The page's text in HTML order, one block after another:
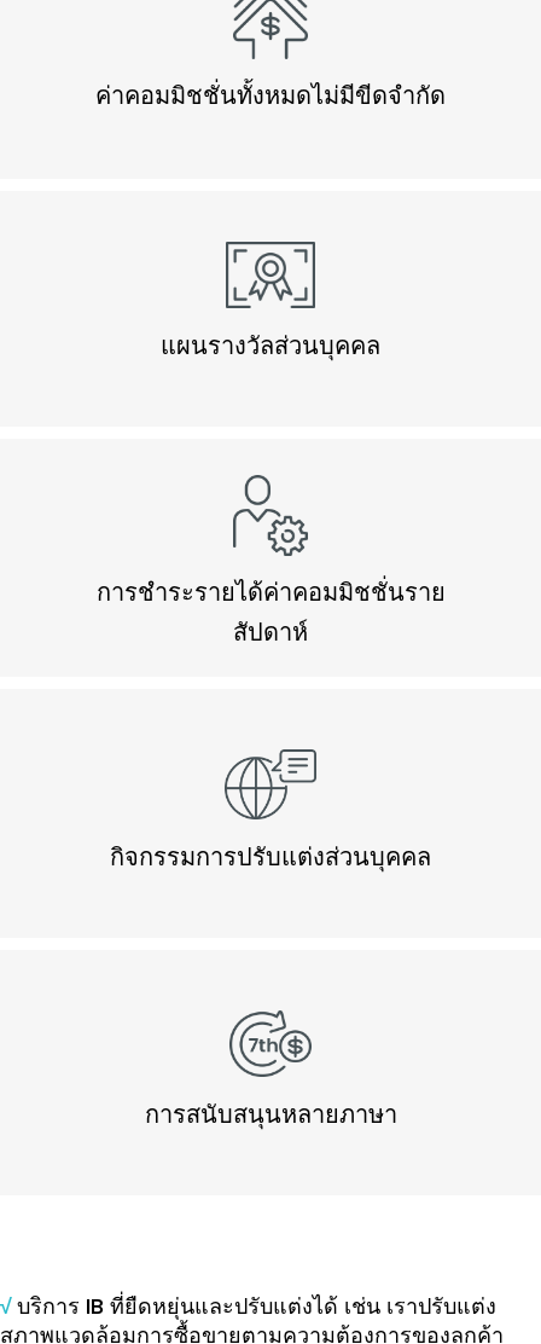
ค่าคอมมิชชั่นทั้งหมดไม่มีขีดจำกัด
แผนรางวัลส่วนบุคคล
การชำระรายได้ค่าคอมมิชชั่นราย
สัปดาห์
กิจกรรมการปรับแต่งส่วนบุคคล
การสนับสนุนหลายภาษา
√บริการ IB ที่ยืดหยุ่นและปรับแต่งได้ เช่น เราปรับแต่ง
สภาพแวดล้อมการซื้อขายตามความต้องการของลูกค้า